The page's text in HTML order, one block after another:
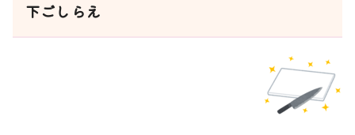
下ごしらえ